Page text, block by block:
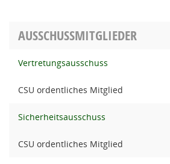
AUSSCHUSSMITGLIEDER
Vertretungsausschuss
CSU ordentliches Mitglied
Sicherheitsausschuss
CSU ordentliches Mitglied